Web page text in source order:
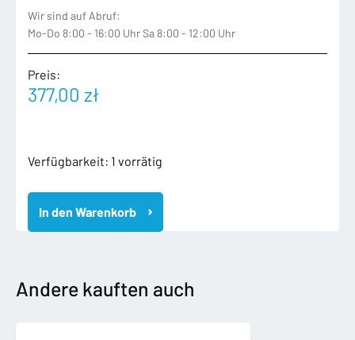
Wir sind auf Abruf:
Mo-Do 8:00 - 16:00 Uhr Sa 8:00 - 12:00 Uhr
Preis:
377,00 zł
Verfügbarkeit: 1 vorrätig
MINI
R60
ZBIORNIK
PŁYNU
In den Warenkorb
Andere kauften auch